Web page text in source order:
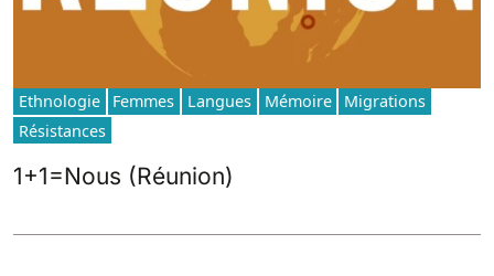
Ethnologie Femmes Langues Mémoire
Migrations
Résistances
1+1=Nous (Réunion)